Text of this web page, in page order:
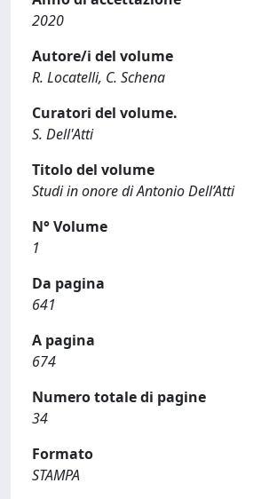
2020
Autore/i del volume
R. Locatelli, C. Schena
Curatori del volume.
S. Dell'Atti
Titolo del volume
Studi in onore di Antonio Dell’Atti
N° Volume
1
Da pagina
641
A pagina
674
Numero totale di pagine
34
Formato
STAMPA